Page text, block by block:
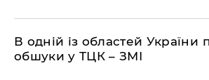
В одній із областей України
обшуки у ТЦК – ЗМІ